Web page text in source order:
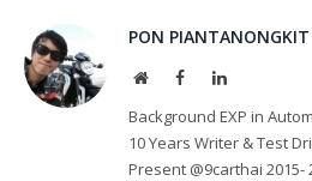
PON PIANTANONGKIT
WebsiteFacebookLinkedIn
Background EXP in
10 Years Writer & Test
Present @9carthai 2015-